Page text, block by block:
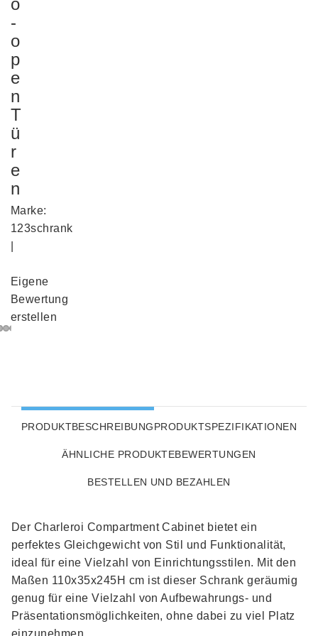
o
-
o
p
e
n
T
ü
r
e
n
Marke:
123schrank
Eigene
Bewertung
erstellen
PRODUKTBESCHREIBUNGPRODUKTSPEZIFIKATIONEN
ÄHNLICHE PRODUKTEBEWERTUNGEN
BESTELLEN UND BEZAHLEN
Der Charleroi Compartment Cabinet bietet ein
perfektes Gleichgewicht von Stil und Funktionalität,
ideal für eine Vielzahl von Einrichtungsstilen. Mit den
Maßen 110x35x245H cm ist dieser Schrank geräumig
genug für eine Vielzahl von Aufbewahrungs- und
Präsentationsmöglichkeiten, ohne dabei zu viel Platz
einzunehmen.